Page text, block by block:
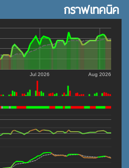
กราฟเทคนิค
Jul 2026 Aug 2026